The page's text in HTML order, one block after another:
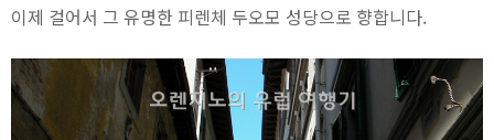
이제 걸어서 그 유명한 피렌체 두오모 성당으로 향합니다.